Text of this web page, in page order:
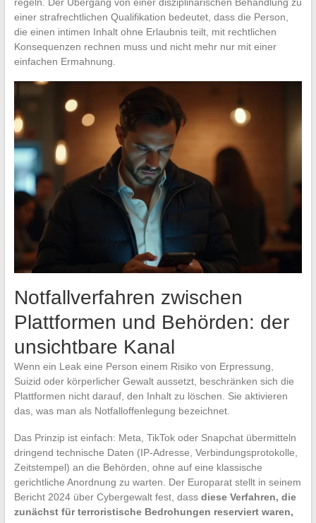
einer strafrechtlichen Qualifikation bedeutet, dass die Person,
die einen intimen Inhalt ohne Erlaubnis teilt, mit rechtlichen
Konsequenzen rechnen muss und nicht mehr nur mit einer
einfachen Ermahnung.
Notfallverfahren zwischen
Plattformen und Behörden: der
unsichtbare Kanal
Wenn ein Leak eine Person einem Risiko von Erpressung,
Suizid oder körperlicher Gewalt aussetzt, beschränken sich die
Plattformen nicht darauf, den Inhalt zu löschen. Sie aktivieren
das, was man als Notfalloffenlegung bezeichnet.
Das Prinzip ist einfach: Meta, TikTok oder Snapchat übermitteln
dringend technische Daten (IP-Adresse, Verbindungsprotokolle,
Zeitstempel) an die Behörden, ohne auf eine klassische
gerichtliche Anordnung zu warten. Der Europarat stellt in seinem
Bericht 2024 über Cybergewalt fest, dass diese Verfahren, die
zunächst für terroristische Bedrohungen reserviert waren,